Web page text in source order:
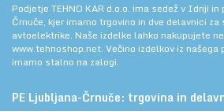
Podjetje TEHNO KAR d.o.o. ima sedež v Idriji
Črnuče, kjer imamo trgovino in dve delavnici
avtoelektrike. Naše izdelke lahko nakupujete
www.tehnoshop.net. Večino izdelkov iz našega
imamo stalno na zalogi.
PE Ljubljana-Črnuče: trgovina in